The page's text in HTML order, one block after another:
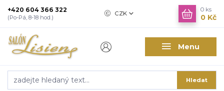
Menu
CZK
Hledat
+420 604 366 322
(Po-Pá, 8-18 hod.)
0 ks
0 Kč